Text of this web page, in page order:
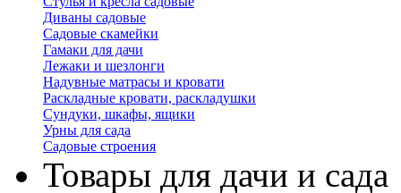
Диваны садовые
Садовые скамейки
Гамаки для дачи
Лежаки и шезлонги
Надувные матрасы и кровати
Раскладные кровати, раскладушки
Сундуки, шкафы, ящики
Урны для сада
Садовые строения
Товары для дачи и сада